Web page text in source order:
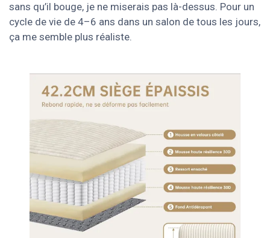
sans qu’il bouge, je ne miserais pas là-dessus. Pour un
cycle de vie de 4–6 ans dans un salon de tous les jours,
ça me semble plus réaliste.